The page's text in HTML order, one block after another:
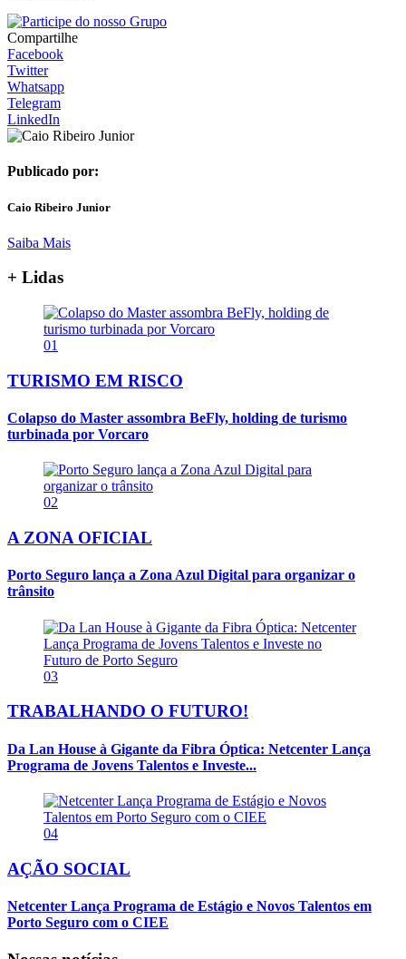
Compartilhe
Facebook
Twitter
Whatsapp
Telegram
LinkedIn
Publicado por:
Caio Ribeiro Junior
Saiba Mais
+ Lidas
01
TURISMO EM RISCO
Colapso do Master assombra BeFly, holding de turismo
turbinada por Vorcaro
02
A ZONA OFICIAL
Porto Seguro lança a Zona Azul Digital para organizar o
trânsito
03
TRABALHANDO O FUTURO!
Da Lan House à Gigante da Fibra Óptica: Netcenter Lança
Programa de Jovens Talentos e Investe...
04
AÇÃO SOCIAL
Netcenter Lança Programa de Estágio e Novos Talentos em
Porto Seguro com o CIEE